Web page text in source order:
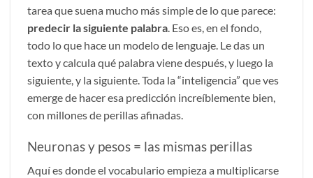
tarea que suena mucho más simple de lo que parece:
predecir la siguiente palabra. Eso es, en el fondo,
todo lo que hace un modelo de lenguaje. Le das un
texto y calcula qué palabra viene después, y luego la
siguiente, y la siguiente. Toda la “inteligencia” que ves
emerge de hacer esa predicción increíblemente bien,
con millones de perillas afinadas.
Neuronas y pesos = las mismas perillas
Aquí es donde el vocabulario empieza a multiplicarse